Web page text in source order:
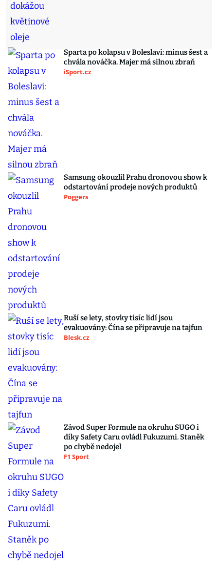
Sparta po kolapsu v Boleslavi: minus šest a
chvála nováčka. Majer má silnou zbraň
iSport.cz
Samsung okouzlil Prahu dronovou show k
odstartování prodeje nových produktů
Poggers
Ruší se lety, stovky tisíc lidí jsou
evakuovány: Čína se připravuje na tajfun
Blesk.cz
Závod Super Formule na okruhu SUGO i
díky Safety Caru ovládl Fukuzumi. Staněk
po chybě nedojel
F1 Sport